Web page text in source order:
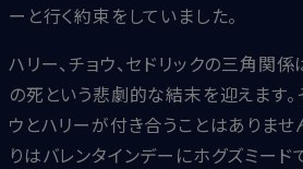
ーと行く約束をしていました。
ハリー、チョウ、セドリックの三角関係
の死という悲劇的な結末を迎えます。
ウとハリーが付き合うことはありませ
りはバレンタインデーにホグズミード